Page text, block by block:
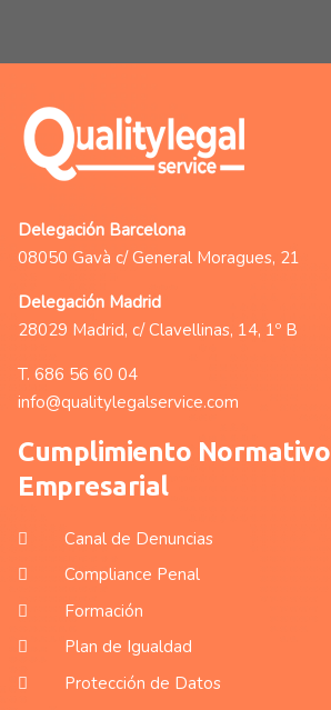
Delegación Barcelona
08050 Gavà c/ General Moragues, 21
Delegación Madrid
28029 Madrid, c/ Clavellinas, 14, 1º B
T. 686 56 60 04
info@qualitylegalservice.com
Cumplimiento Normativo
Empresarial
Canal de Denuncias
Compliance Penal
Formación
Plan de Igualdad
Protección de Datos